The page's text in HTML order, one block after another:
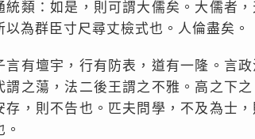
統類：如是，則可謂大儒矣。大儒者
以為群臣寸尺尋丈檢式也。人倫盡矣。
言有壇宇，行有防表，道有一隆。言
謂之蕩，法二後王謂之不雅。高之下
存，則不告也。匹夫問學，不及為士
。